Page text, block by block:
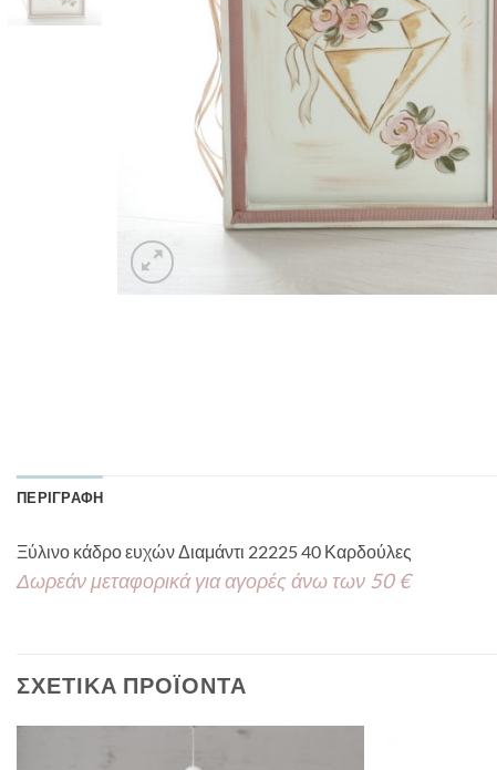
ΠΕΡΙΓΡΑΦΉ
Ξύλινο κάδρο ευχών Διαμάντι 22225 40 Καρδούλες
Δωρεάν μεταφορικά για αγορές άνω των 50 €
ΣΧΕΤΙΚΆ ΠΡΟΪΌΝΤΑ